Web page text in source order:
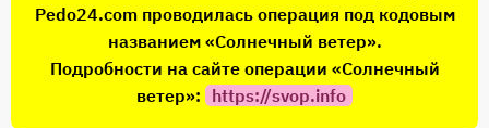
Pedo24.com проводилась операция под кодовым
названием «Солнечный ветер».
Подробности на сайте операции «Солнечный
ветер»: https://svop.info